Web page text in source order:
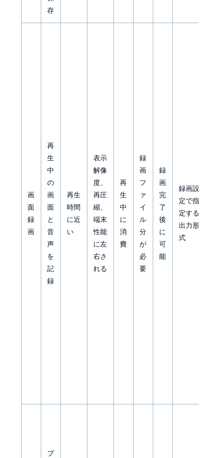
存
画
面
録
画
再
生
中
の
画
面
と
音
声
を
記
録
再生
時間
に近
い
表示
解像
度、
再圧
縮、
端末
性能
に左
右さ
れる
再
生
中
に
消
費
録
画
フ
ァ
イ
ル
分
が
必
要
録
画
完
了
後
に
可
能
録画設
定で指
定する
出力形
式
ブ